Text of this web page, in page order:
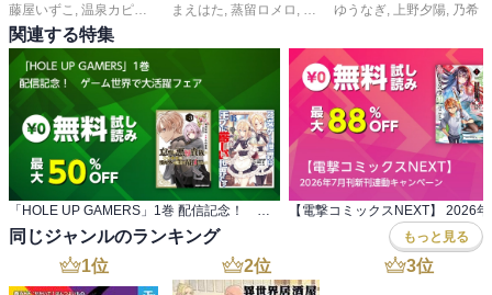
藤屋いずこ
温泉カピバラ 山椒魚
まえはた 蒸留ロメロ Ｇａｒｕｋｕ
ゆうなぎ
上野夕陽 乃希
関連する特集
同じジャンルのランキング もっと見る
1位 2位 3位